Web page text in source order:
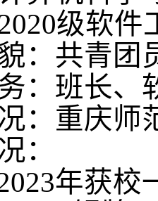
级软件
： 共青团
： 班长、
： 重庆师
：
年获校